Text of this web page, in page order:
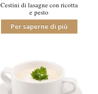
Cestini di lasagne con ricotta
e pesto
Per saperne di più